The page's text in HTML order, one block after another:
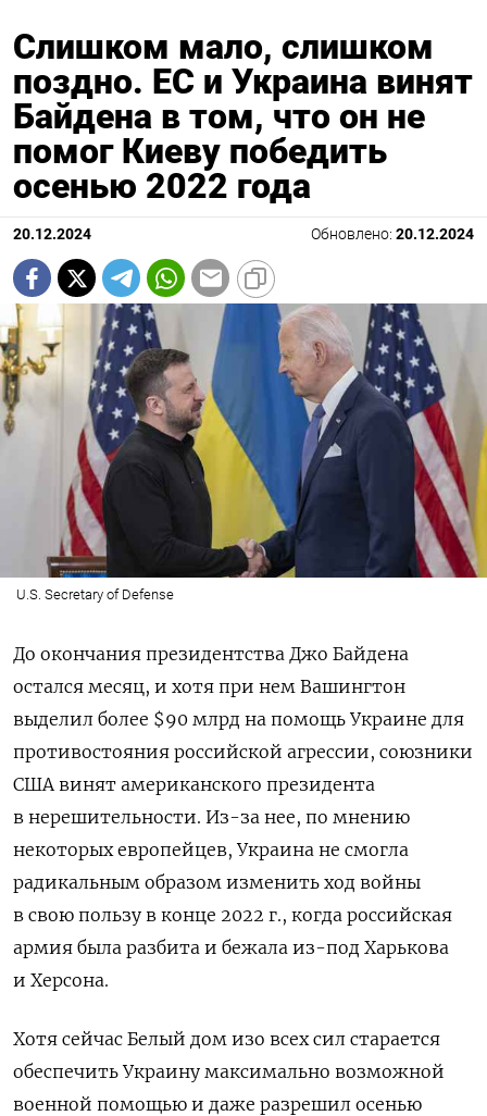
Слишком мало, слишком
поздно. ЕС и Украина винят
Байдена в том, что он не
помог Киеву победить
осенью 2022 года
20.12.2024 Обновлено: 20.12.2024
U.S. Secretary of Defense
До окончания президентства Джо Байдена
остался месяц, и хотя при нем Вашингтон
выделил более $90 млрд на помощь Украине для
противостояния российской агрессии, союзники
США винят американского президента
в нерешительности. Из-за нее, по мнению
некоторых европейцев, Украина не смогла
радикальным образом изменить ход войны
в свою пользу в конце 2022 г., когда российская
армия была разбита и бежала из-под Харькова
и Херсона.
Хотя сейчас Белый дом изо всех сил старается
обеспечить Украину максимально возможной
военной помощью и даже разрешил осенью